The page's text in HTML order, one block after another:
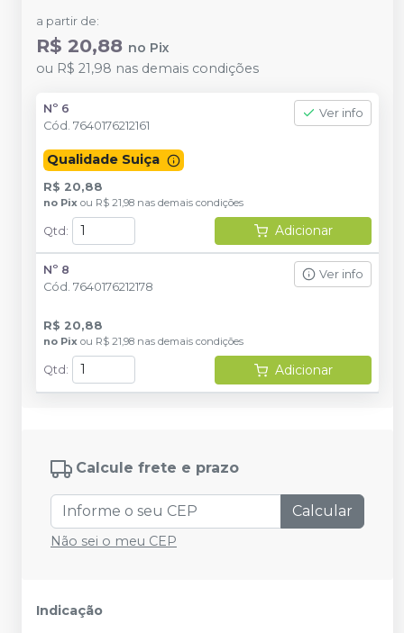
a partir de:
R$ 20,88 no Pix
ou R$ 21,98 nas demais condições
Nº 6
Cód. 7640176212161
Ver info
Qualidade Suiça
R$ 20,88
no Pix ou R$ 21,98 nas demais condições
Qtd: Adicionar
Nº 8
Cód. 7640176212178
Ver info
R$ 20,88
no Pix ou R$ 21,98 nas demais condições
Qtd : Adicionar
Calcule frete e prazo
Calcular
Não sei o meu CEP
Indicação